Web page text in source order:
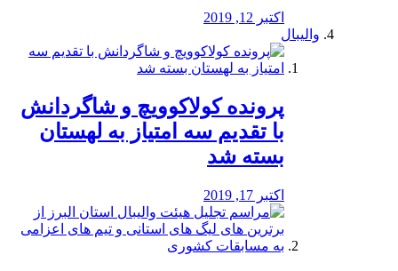
اکتبر 12, 2019
والیبال
پرونده کولاکوویچ و شاگردانش
با تقدیم سه امتیاز به لهستان
بسته شد
اکتبر 17, 2019